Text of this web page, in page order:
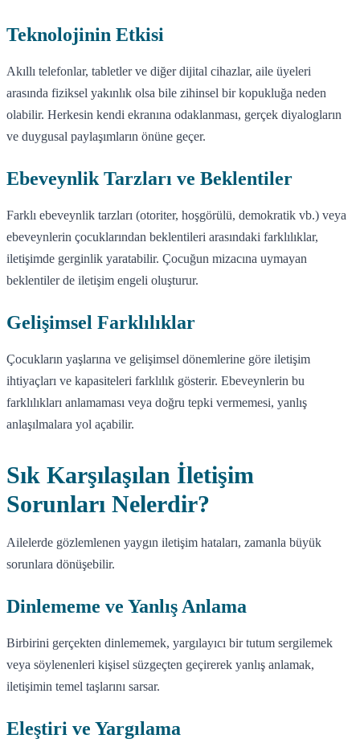
Teknolojinin Etkisi
Akıllı telefonlar, tabletler ve diğer dijital cihazlar, aile üyeleri
arasında fiziksel yakınlık olsa bile zihinsel bir kopukluğa neden
olabilir. Herkesin kendi ekranına odaklanması, gerçek diyalogların
ve duygusal paylaşımların önüne geçer.
Ebeveynlik Tarzları ve Beklentiler
Farklı ebeveynlik tarzları (otoriter, hoşgörülü, demokratik vb.) veya
ebeveynlerin çocuklarından beklentileri arasındaki farklılıklar,
iletişimde gerginlik yaratabilir. Çocuğun mizacına uymayan
beklentiler de iletişim engeli oluşturur.
Gelişimsel Farklılıklar
Çocukların yaşlarına ve gelişimsel dönemlerine göre iletişim
ihtiyaçları ve kapasiteleri farklılık gösterir. Ebeveynlerin bu
farklılıkları anlamaması veya doğru tepki vermemesi, yanlış
anlaşılmalara yol açabilir.
Sık Karşılaşılan İletişim
Sorunları Nelerdir?
Ailelerde gözlemlenen yaygın iletişim hataları, zamanla büyük
sorunlara dönüşebilir.
Dinlememe ve Yanlış Anlama
Birbirini gerçekten dinlememek, yargılayıcı bir tutum sergilemek
veya söylenenleri kişisel süzgeçten geçirerek yanlış anlamak,
iletişimin temel taşlarını sarsar.
Eleştiri ve Yargılama